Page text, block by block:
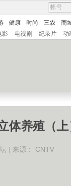
健康 时尚 三农 商
影 电视剧 纪录片 动
体养殖（上
| 来源： CNTV